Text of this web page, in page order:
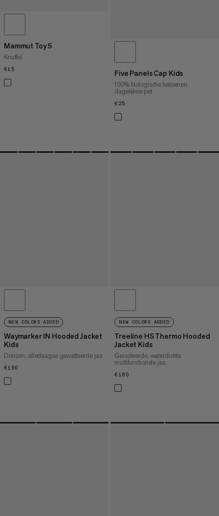
Mammut Toy S
Knuffel
€15 Five Panels Cap Kids
100% biologische katoenen
dagelijkse pet
€25
NEW COLORS ADDED
Waymarker IN Hooded Jacket
Kids
Donzen, alledaagse gewatteerde jas
€190
NEW COLORS ADDED
Treeline HS Thermo Hooded
Jacket Kids
Geïsoleerde, waterdichte
multifunctionele jas
€180